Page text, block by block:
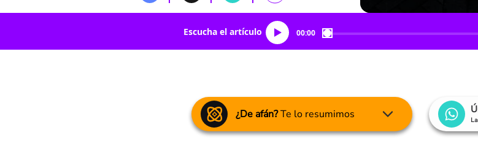
Escucha el artículo 00:00
¿De afán?Te lo resumimos